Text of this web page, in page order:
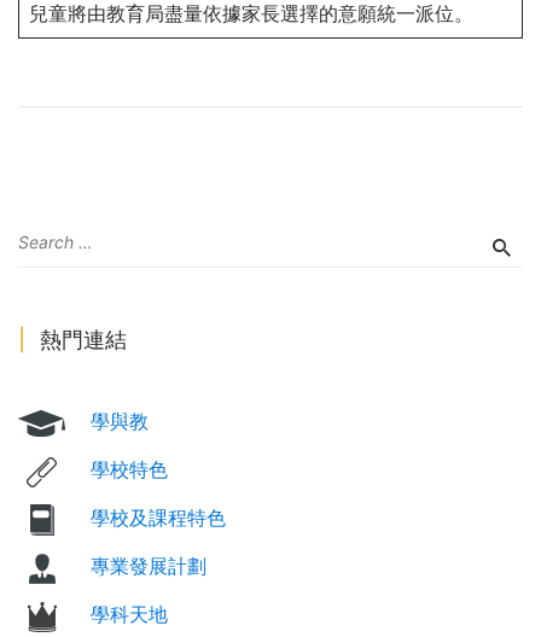
兒童將由教育局盡量依據家長選擇的意願統一派位。
熱門連結
學與教
學校特色
學校及課程特色
專業發展計劃
學科天地